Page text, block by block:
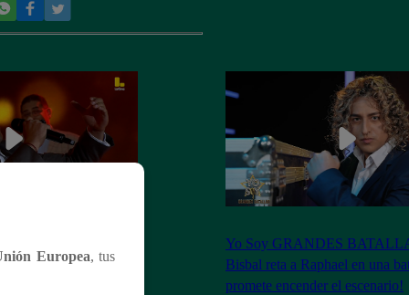
a David Bisbal y
Yo Soy GRANDES
Bisbal reta a Raphael en una
promete encender el escenario!
Europea, tus